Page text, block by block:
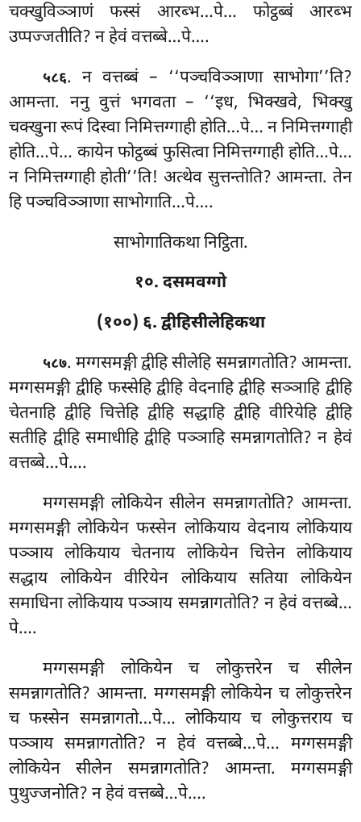
चक्खुविञ्ञाणं फस्सं आरब्भ…पे… फोट्ठब्बं आरब्भ
उप्पज्जतीति? न हेवं वत्तब्बे…पे….
५८६. न वत्तब्बं – ‘‘पञ्चविञ्ञाणा साभोगा’’ति?
आमन्ता. ननु वुत्तं भगवता – ‘‘इध, भिक्खवे, भिक्खु
चक्खुना रूपं दिस्वा निमित्तग्गाही होति…पे… न निमित्तग्गाही
होति…पे… कायेन फोट्ठब्बं फुसित्वा निमित्तग्गाही होति…पे…
न निमित्तग्गाही होती’’ति! अत्थेव सुत्तन्तोति? आमन्ता. तेन
हि पञ्चविञ्ञाणा साभोगाति…पे….
साभोगातिकथा निट्ठिता.
१०. दसमवग्गो
(१००) ६. द्वीहिसीलेहिकथा
५८७. मग्गसमङ्गीद्वीहि सीलेहि समन्नागतोति? आमन्ता.
मग्गसमङ्गी द्वीहि फस्सेहि द्वीहि वेदनाहि द्वीहि सञ्ञाहि द्वीहि
चेतनाहि द्वीहि चित्तेहिद्वीहि सद्धाहि द्वीहि वीरियेहि द्वीहि
सतीहि द्वीहि समाधीहि द्वीहि पञ्ञाहि समन्नागतोति? न हेवं
वत्तब्बे…पे….
मग्गसमङ्गी लोकियेन सीलेन समन्नागतोति? आमन्ता.
मग्गसमङ्गी लोकियेन फस्सेन लोकियाय वेदनाय लोकियाय
पञ्ञाय लोकियाय चेतनाय लोकियेन चित्तेन लोकियाय
सद्धाय लोकियेन वीरियेन लोकियाय सतिया लोकियेन
समाधिना लोकियाय पञ्ञाय समन्नागतोति? न हेवं वत्तब्बे…
पे….
मग्गसमङ्गी लोकियेन च लोकुत्तरेन च सीलेन
समन्नागतोति? आमन्ता. मग्गसमङ्गीलोकियेन च लोकुत्तरेन
च फस्सेन समन्नागतो…पे… लोकियाय च लोकुत्तराय च
पञ्ञाय समन्नागतोति? न हेवं वत्तब्बे…पे… मग्गसमङ्गी
लोकियेन सीलेन समन्नागतोति? आमन्ता. मग्गसमङ्गी
पुथुज्जनोति? न हेवं वत्तब्बे…पे….